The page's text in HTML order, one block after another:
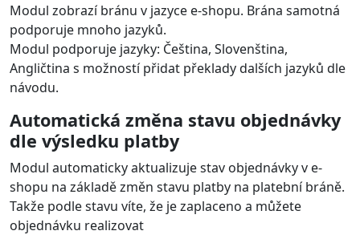
Modul zobrazí bránu v jazyce e-shopu. Brána samotná
podporuje mnoho jazyků.
Modul podporuje jazyky: Čeština, Slovenština,
Angličtina s možností přidat překlady dalších jazyků dle
návodu.
Automatická změna stavu objednávky
dle výsledku platby
Modul automaticky aktualizuje stav objednávky v e-
shopu na základě změn stavu platby na platební bráně.
Takže podle stavu víte, že je zaplaceno a můžete
objednávku realizovat